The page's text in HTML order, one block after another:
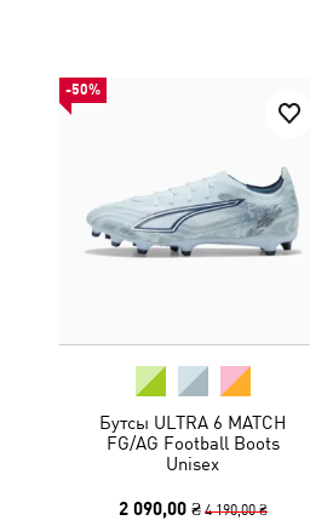
-50%
Бутсы ULTRA 6 MATCH
FG/AG Football Boots
Unisex
2 090,00 ₴ 4 190,00 ₴